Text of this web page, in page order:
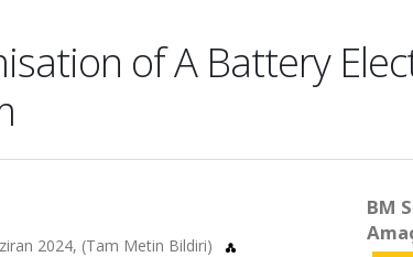
of A Battery
2024, (Tam Metin Bildiri)
BM